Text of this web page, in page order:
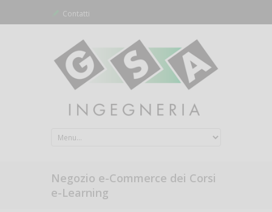
Contatti
Negozio e-Commerce dei Corsi
e-Learning